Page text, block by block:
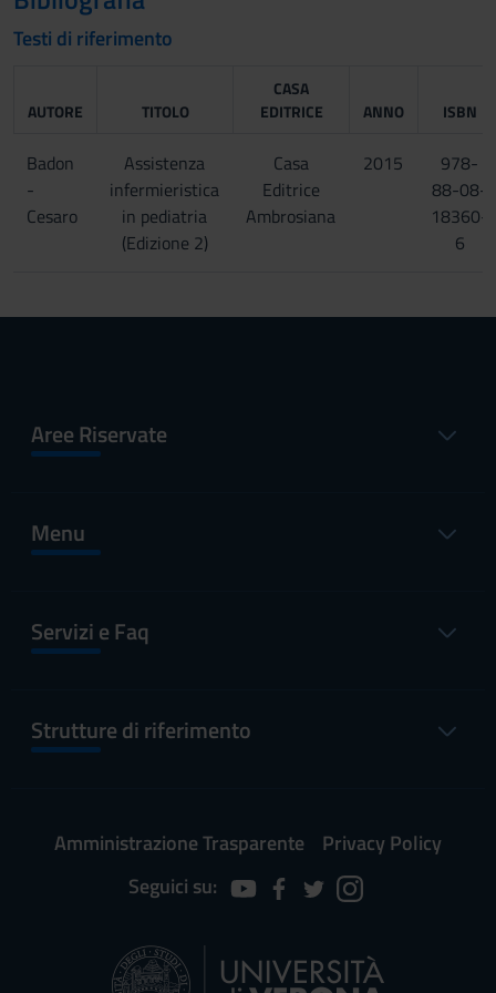
Testi di riferimento
AUTORE TITOLO
CASA
EDITRICE
ANNO ISBN
Badon
-
Cesaro
Assistenza
infermieristica
in pediatria
(Edizione 2)
Casa
Editrice
Ambrosiana
2015
978-
88-08-
18360-
6
Aree Riservate
Menu
Servizi e Faq
Strutture di riferimento
Amministrazione Trasparente
Privacy Policy
Seguici su: